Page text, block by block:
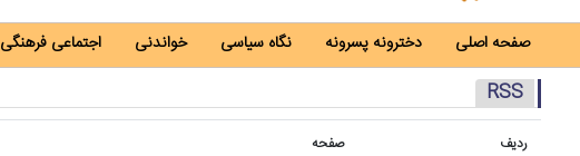
صفحه اصلی دخترونه پسرونه نگاه سیاسی خواندنی اجتماعی فرهنگی
RSS
ردیف صفحه